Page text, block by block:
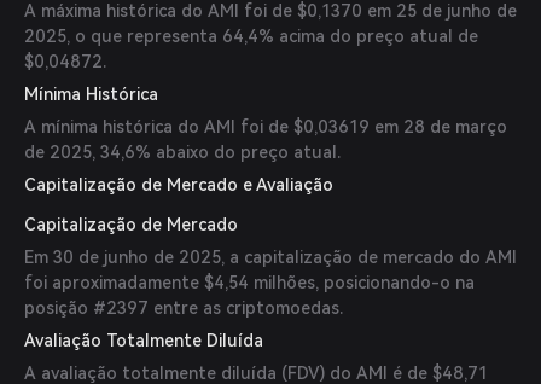
A máxima histórica do AMI foi de $0,1370 em 25 de junho de
2025, o que representa 64,4% acima do preço atual de
$0,04872.
Mínima Histórica
A mínima histórica do AMI foi de $0,03619 em 28 de março
de 2025, 34,6% abaixo do preço atual.
Capitalização de Mercado e Avaliação
Capitalização de Mercado
Em 30 de junho de 2025, a capitalização de mercado do AMI
foi aproximadamente $4,54 milhões, posicionando-o na
posição #2397 entre as criptomoedas.
Avaliação Totalmente Diluída
A avaliação totalmente diluída (FDV) do AMI é de $48,71